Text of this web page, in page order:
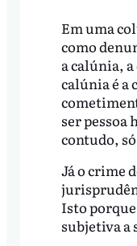
Em uma
como
a calúnia,
calúnia é a
ser pessoa
contudo,
Já o crime
Isto
subjetiva a